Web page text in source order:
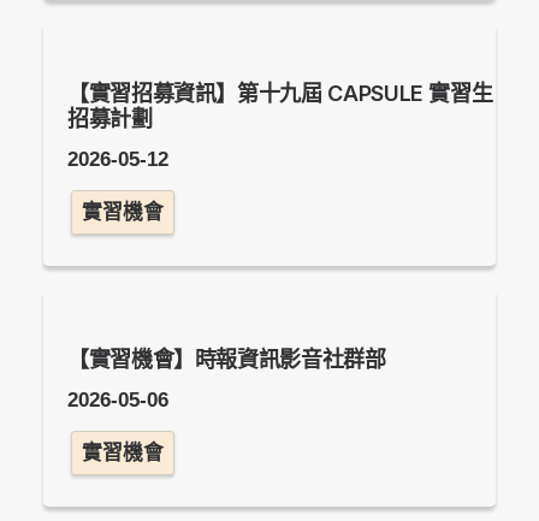
【實習招募資訊】第十九屆 CAPSULE 實習生
招募計劃
2026-05-12
實習機會
【實習機會】時報資訊影音社群部
2026-05-06
實習機會